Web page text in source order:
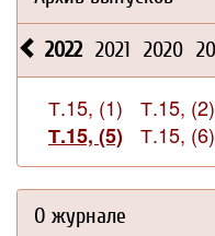
2022 2021 2020
Т.15, (1) Т.15, (2)
Т.15, (5)
Т.15, (6)
О журнале